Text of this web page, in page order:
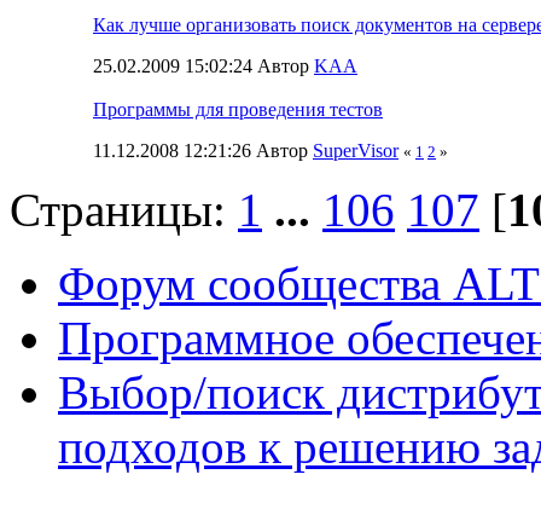
Как лучше организовать поиск документов на
25.02.2009 15:02:24 Автор KAA
Программы для проведения тестов
11.12.2008 12:21:26 Автор SuperVisor « 1 2 »
Страницы: 1 ... 106 107 [
Форум сообщества
Программное
Выбор/поиск
подходов к решению